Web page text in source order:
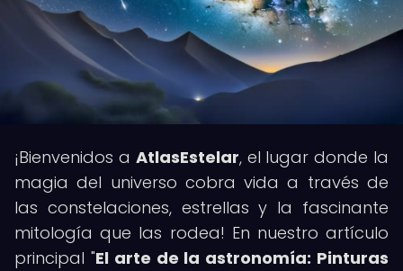
¡Bienvenidos a AtlasEstelar, el lugar donde la
magia del universo cobra vida a través de
las constelaciones, estrellas y la fascinante
mitología que las rodea! En nuestro artículo
principal "El arte de la astronomía: Pinturas